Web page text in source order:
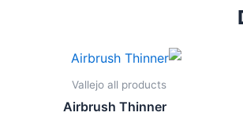
Vallejo all products
Airbrush Thinner